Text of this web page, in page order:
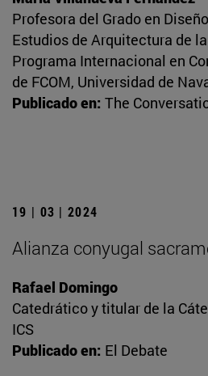
Profesora del Grado en
Estudios de Arquitectura de
Programa Internacional en
de FCOM, Universidad de
Publicado en: The
19 | 03 | 2024
Alianza conyugal
Rafael Domingo
Catedrático y titular de la
ICS
Publicado en: El Debate